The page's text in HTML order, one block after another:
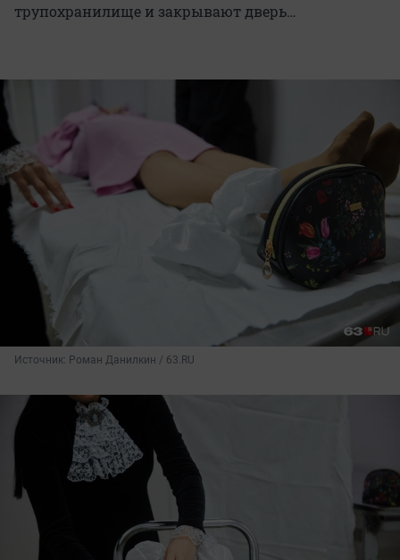
трупохранилище и закрывают дверь…
Источник: Роман Данилкин / 63.RU